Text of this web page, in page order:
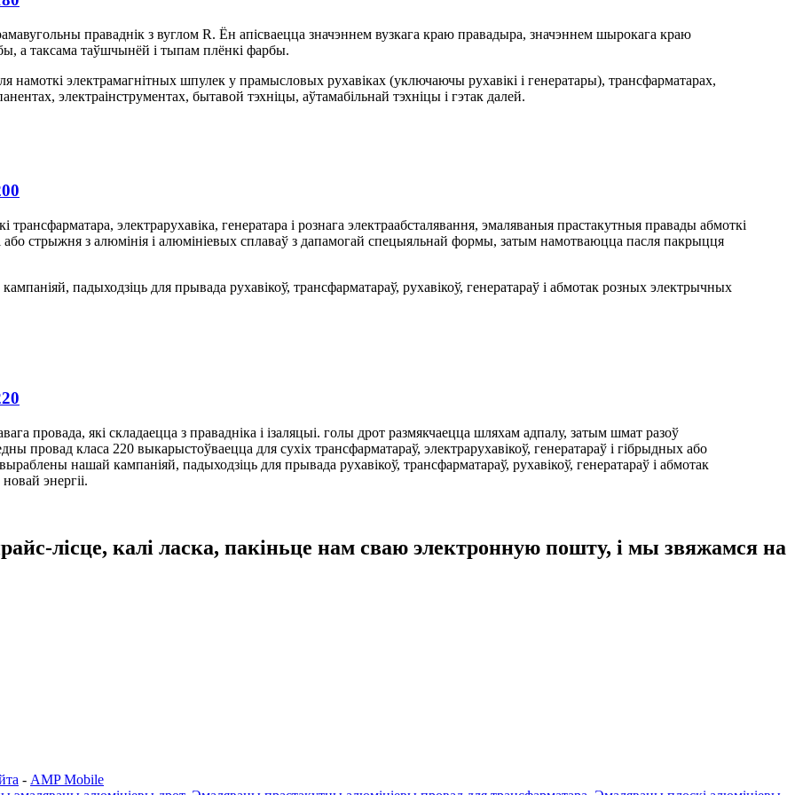
праваднік з вуглом R. Ён апісваецца значэннем вузкага краю правадыра, значэннем шырокага краю
а таксама таўшчынёй і тыпам плёнкі фарбы.
электрамагнітных шпулек у прамысловых рухавіках (уключаючы рухавікі і генератары), трансфарматарах,
электраінструментах, бытавой тэхніцы, аўтамабільнай тэхніцы і гэтак далей.
электрарухавіка, генератара і рознага электраабсталявання, эмаляваныя прастакутныя правады абмоткі
або стрыжня з алюмінія і алюмініевых сплаваў з дапамогай спецыяльнай формы, затым намотваюцца пасля пакрыцця
падыходзіць для прывада рухавікоў, трансфарматараў, рухавікоў, генератараў і абмотак розных электрычных
провада, які складаецца з правадніка і ізаляцыі. голы дрот размякчаецца шляхам адпалу, затым шмат разоў
провад класа 220 выкарыстоўваецца для сухіх трансфарматараў, электрарухавікоў, генератараў і гібрыдных або
нашай кампаніяй, падыходзіць для прывада рухавікоў, трансфарматараў, рухавікоў, генератараў і абмотак
энергіі.
лісце, калі ласка, пакіньце нам сваю электронную пошту, і мы звяжамся на
- AMP Mobile